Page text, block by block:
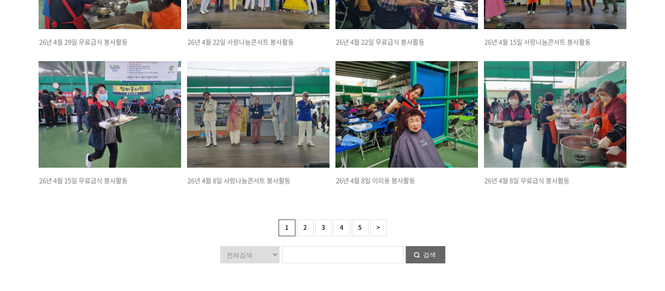
26년 4월 29일 무료급식 봉사활동 26년 4월 22일 사랑나눔콘서트 봉사활동 26년 4월 22일 무료급식 봉사활동 26년 4월 15일 사랑나눔콘서트 봉사활동
26년 4월 15일 무료급식 봉사활동 26년 4월 8일 사랑나눔콘서트 봉사활동 26년 4월 8일 이미용 봉사활동 26년 4월 8일 무료급식 봉사활동
1 2 3 4 5 >
검색